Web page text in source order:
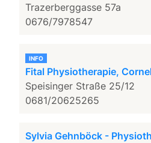
Trazerberggasse 57a
0676/7978547
INFO
Fital Physiotherapie,
Speisinger Straße 25/12
0681/20625265
Sylvia Gehnböck -